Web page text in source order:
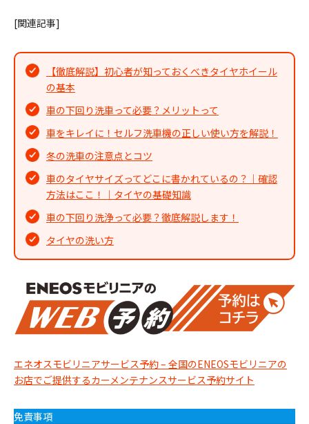
[関連記事]
【徹底解説】初心者が知っておくべきタイヤホイール
の基本
車の下回り洗車って必要？メリットって
車をキレイに！セルフ洗車機の正しい使い方を解説！
冬の洗車の注意点とコツ
車のタイヤサイズってどこに書かれているの？｜確認
方法はここ！｜タイヤの基礎知識
車の下回り洗浄って必要？徹底解説します！
タイヤの洗い方
エネオスモビリニアサービス予約 – 全国のENEOSモビリニアの
お店でご提供するカーメンテナンスサービス予約サイト
免責事項